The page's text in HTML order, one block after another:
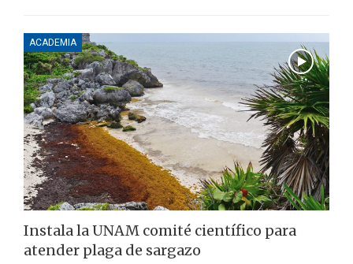
ACADEMIA
Instala la UNAM comité científico para
atender plaga de sargazo